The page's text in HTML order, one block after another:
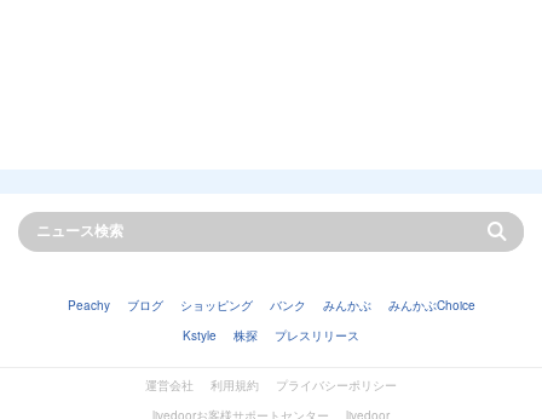
Peachy ブログ ショッピング バンク みんかぶ
みんかぶChoice
Kstyle
株探 プレスリリース
運営会社 利用規約
プライバシーポリシー
livedoorお客様サポートセンター
livedoor